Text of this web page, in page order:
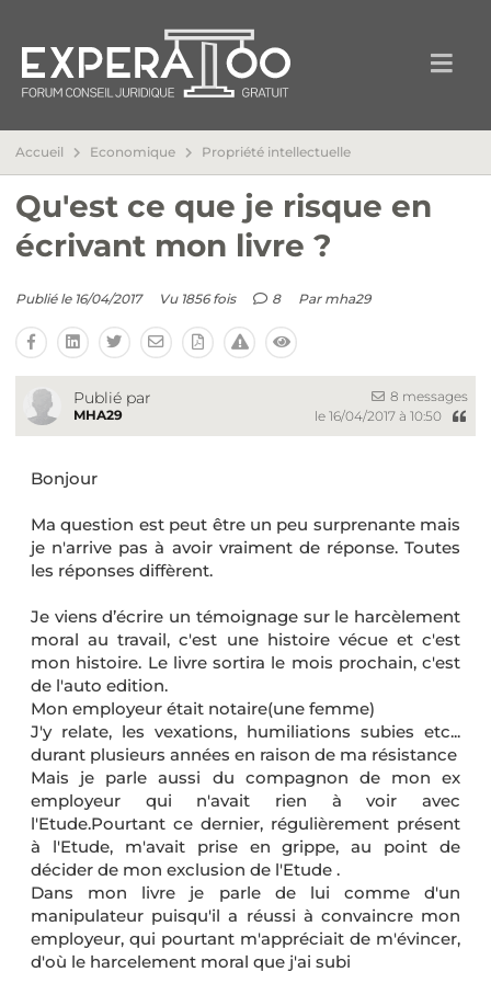
Accueil Economique Propriété intellectuelle
Qu'est ce que je risque en
écrivant mon livre ?
Publié le 16/04/2017 Vu 1856 fois 8 Par mha29
Publié par
MHA29
8 messages
le 16/04/2017 à 10:50
Bonjour
Ma question est peut être un peu surprenante mais
je n'arrive pas à avoir vraiment de réponse. Toutes
les réponses diffèrent.
Je viens d’écrire un témoignage sur le harcèlement
moral au travail, c'est une histoire vécue et c'est
mon histoire. Le livre sortira le mois prochain, c'est
de l'auto edition.
Mon employeur était notaire(une femme)
J'y relate, les vexations, humiliations subies etc...
durant plusieurs années en raison de ma résistance
Mais je parle aussi du compagnon de mon ex
employeur qui n'avait rien à voir avec
l'Etude.Pourtant ce dernier, régulièrement présent
à l'Etude, m'avait prise en grippe, au point de
décider de mon exclusion de l'Etude .
Dans mon livre je parle de lui comme d'un
manipulateur puisqu'il a réussi à convaincre mon
employeur, qui pourtant m'appréciait de m'évincer,
d'où le harcelement moral que j'ai subi